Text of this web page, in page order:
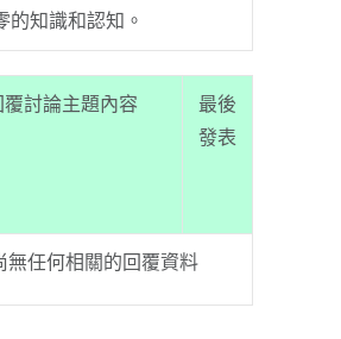
的知識和認知。
覆討論主題內容
最後
發表
無任何相關的回覆資料